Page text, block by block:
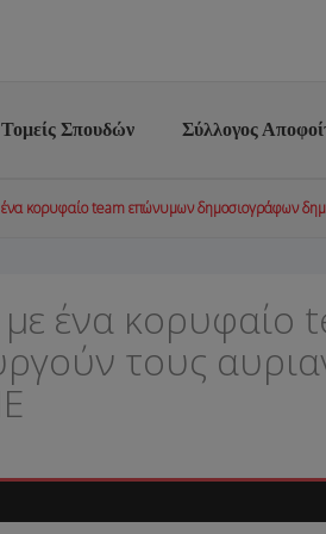
Τομείς Σπουδών Σύλλογος
κορυφαίο team επώνυμων δημοσιογράφων
ένα κορυφαίο
τους